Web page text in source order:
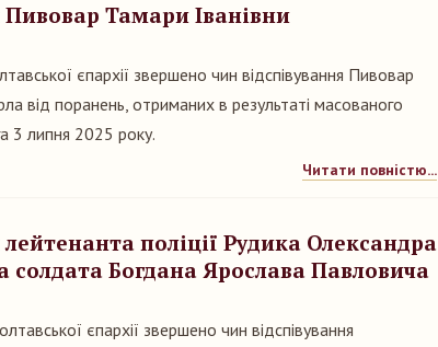
Пивовар Тамари Іванівни
єпархії звершено чин відспівування Пивовар
від поранень, отриманих в результаті масованого
3 липня 2025 року.
Читати повністю...
поліції Рудика Олександра
солдата Богдана Ярослава Павловича
єпархії звершено чин відспівування